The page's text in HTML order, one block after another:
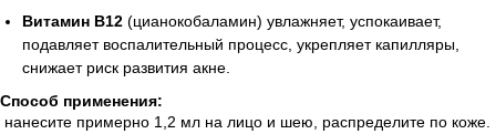
Витамин B12 (цианокобаламин) увлажняет, успокаивает,
подавляет воспалительный процесс, укрепляет капилляры,
снижает риск развития акне.
Способ применения:
нанесите примерно 1,2 мл на лицо и шею, распределите по коже.